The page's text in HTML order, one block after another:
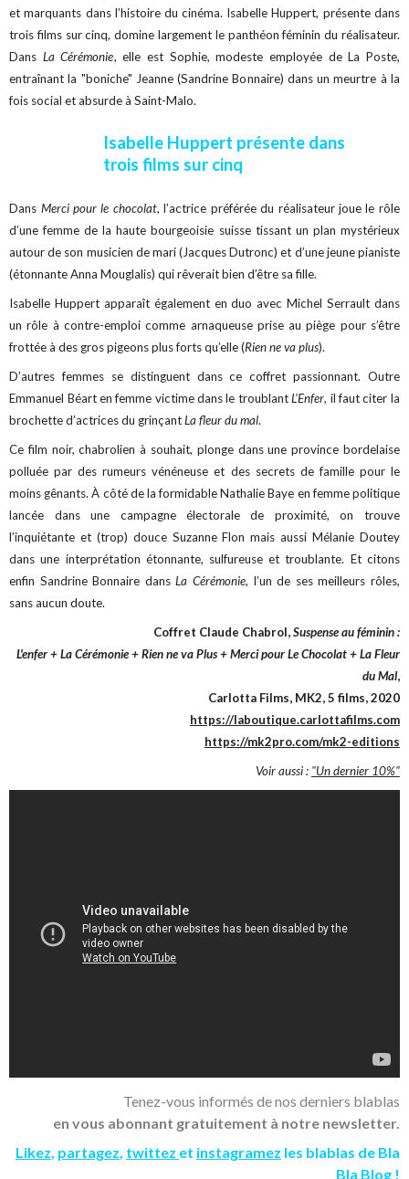
et marquants dans l’histoire du cinéma. Isabelle Huppert, présente dans
trois films sur cinq, domine largement le panthéon féminin du réalisateur.
Dans La Cérémonie, elle est Sophie, modeste employée de La Poste,
entraînant la "boniche" Jeanne (Sandrine Bonnaire) dans un meurtre à la
fois social et absurde à Saint-Malo.
Isabelle Huppert présente dans
trois films sur cinq
Dans Merci pour le chocolat, l’actrice préférée du réalisateur joue le rôle
d’une femme de la haute bourgeoisie suisse tissant un plan mystérieux
autour de son musicien de mari (Jacques Dutronc) et d’une jeune pianiste
(étonnante Anna Mouglalis) qui rêverait bien d’être sa fille.
Isabelle Huppert apparaît également en duo avec Michel Serrault dans
un rôle à contre-emploi comme arnaqueuse prise au piège pour s’être
frottée à des gros pigeons plus forts qu’elle (Rien ne va plus).
D’autres femmes se distinguent dans ce coffret passionnant. Outre
Emmanuel Béart en femme victime dans le troublantL’Enfer, il faut citer la
brochette d’actrices du grinçantLa fleur du mal.
Ce film noir, chabrolien à souhait, plonge dans une province bordelaise
polluée par des rumeurs vénéneuse et des secrets de famille pour le
moins gênants. À côté de la formidable Nathalie Baye en femme politique
lancée dans une campagne électorale de proximité, on trouve
l’inquiétante et (trop) douce Suzanne Flon mais aussi Mélanie Doutey
dans une interprétation étonnante, sulfureuse et troublante. Et citons
enfin Sandrine Bonnaire dansLa Cérémonie, l’un de ses meilleurs rôles,
sans aucun doute.
Coffret Claude Chabrol,Suspense au féminin :
L'enfer + La Cérémonie + Rien ne va Plus + Merci pour Le Chocolat + La Fleur
du Mal,
Carlotta Films, MK2, 5 films, 2020
https://laboutique.carlottafilms.com
https://mk2pro.com/mk2-editions
Voir aussi : "Un dernier 10%"
Tenez-vous informés de nos derniers blablas
en vous abonnant gratuitement à notre newsletter.
Likez partagez twittez et instagramez les blablas de Bla
Bla Blog !